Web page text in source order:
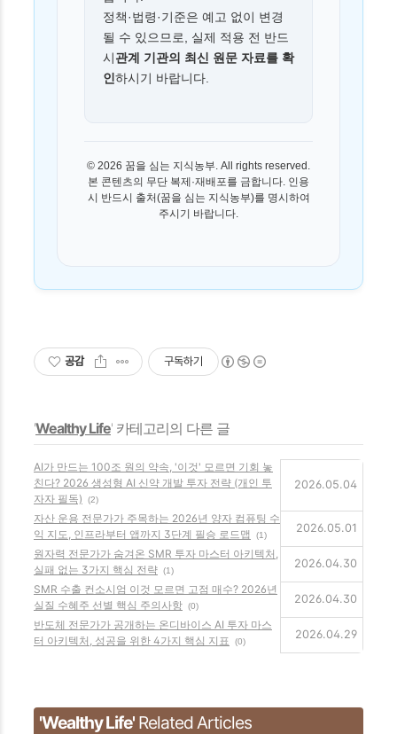
정책·법령·기준은 예고 없이 변경
될 수 있으므로, 실제 적용 전 반드
시관계 기관의 최신 원문 자료를 확
인 하시기 바랍니다.
© 2026 꿈을 심는 지식농부. All rights reserved.
본 콘텐츠의 무단 복제·재배포를 금합니다. 인용
시 반드시 출처(꿈을 심는 지식농부)를 명시하여
주시기 바랍니다.
공감 구독하기
'Wealthy Life' 카테고리의 다른 글
AI가 만드는 100조 원의 약속, '이것' 모르면 기회 놓
친다? 2026 생성형 AI 신약 개발 투자 전략 (개인 투
자자 필독)
(2)
2026.05.04
자산 운용 전문가가 주목하는 2026년 양자 컴퓨팅 수
익 지도, 인프라부터 앱까지 3단계 필승 로드맵
(1)
2026.05.01
원자력 전문가가 숨겨온 SMR 투자 마스터 아키텍처,
실패 없는 3가지 핵심 전략 (1)
2026.04.30
SMR 수출 컨소시엄 이것 모르면 고점 매수? 2026년
실질 수혜주 선별 핵심 주의사항 (0)
2026.04.30
반도체 전문가가 공개하는 온디바이스 AI 투자 마스
터 아키텍처, 성공을 위한 4가지 핵심 지표
(0)
2026.04.29
'Wealthy Life' Related Articles